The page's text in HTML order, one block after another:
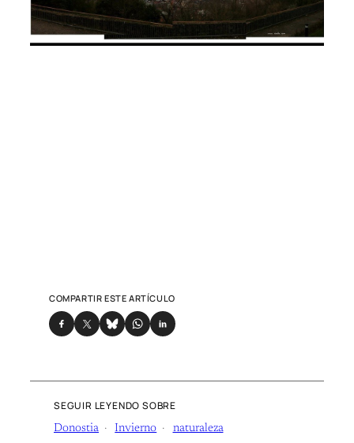
COMPARTIR ESTE ARTÍCULO
SEGUIR LEYENDO SOBRE
Donostia Invierno naturaleza